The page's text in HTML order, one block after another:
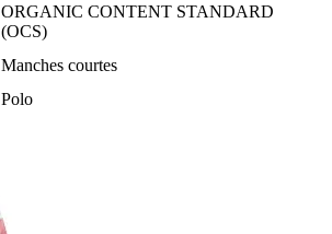
ORGANIC CONTENT STANDARD
(OCS)
Manches courtes
Polo